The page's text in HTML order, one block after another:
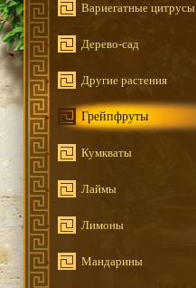
Вариегатные цитрусы
Дерево-сад
Другие растения
Грейпфруты
Кумкваты
Лаймы
Лимоны
Мандарины